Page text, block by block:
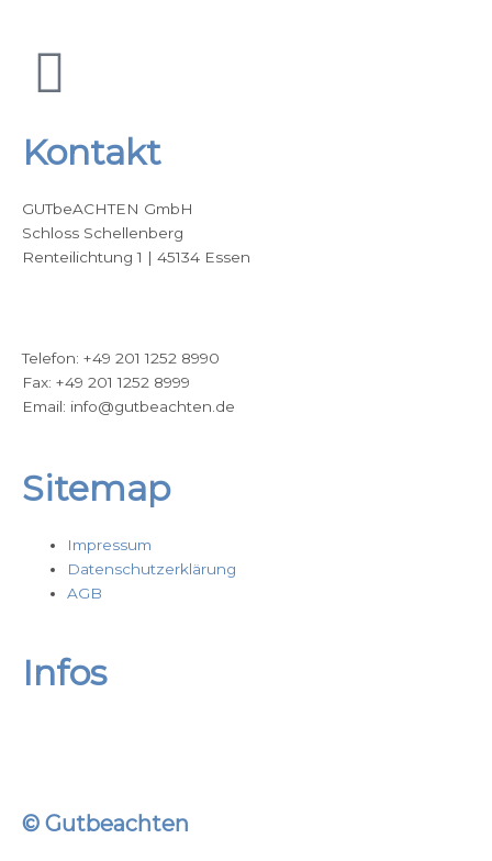
F
a
c
e
o
o
k
Kontakt
GUTbeACHTEN GmbH
Schloss Schellenberg
Renteilichtung 1 | 45134 Essen
Telefon: +49 201 1252 8990
Fax: +49 201 1252 8999
Email: info@gutbeachten.de
Sitemap
Impressum
Datenschutzerklärung
AGB
Infos
© Gutbeachten